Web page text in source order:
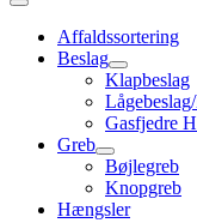
Toggle
NavigationAffaldssortering
Beslag
Klapbeslag
Gasfjedre
Greb
Bøjlegreb
Knopgreb
Hængsler